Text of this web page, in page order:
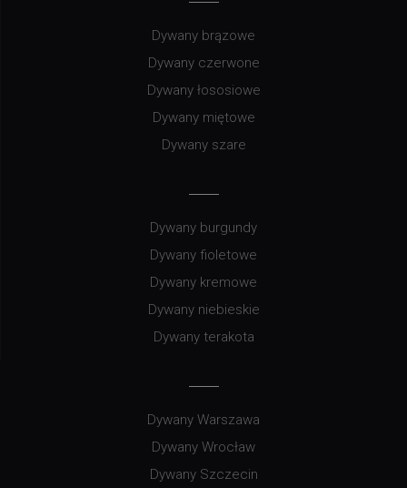
Dywany brązowe
Dywany czerwone
Dywany łososiowe
Dywany miętowe
Dywany szare
Dywany burgundy
Dywany fioletowe
Dywany kremowe
Dywany niebieskie
Dywany terakota
Dywany Warszawa
Dywany Wrocław
Dywany Szczecin